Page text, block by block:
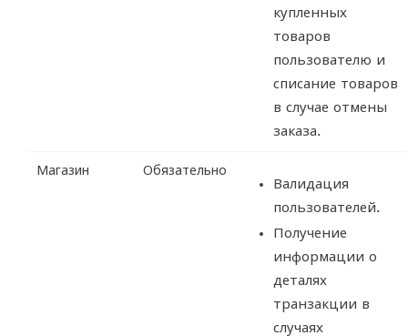
купленных
товаров
пользователю и
списание товаров
в случае отмены
заказа.
Магазин Обязательно
Валидация
пользователей.
Получение
информации о
деталях
транзакции в
случаях